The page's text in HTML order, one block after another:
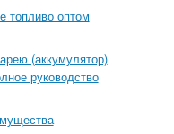
топливо оптом
(аккумулятор)
руководство